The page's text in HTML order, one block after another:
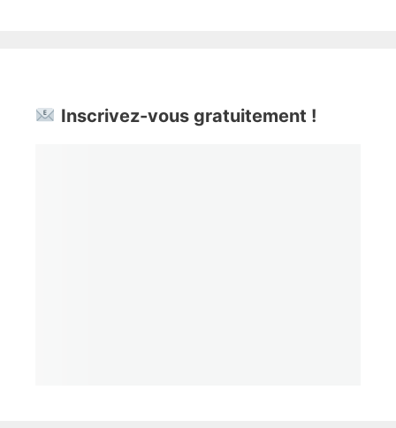
Inscrivez-vous gratuitement !